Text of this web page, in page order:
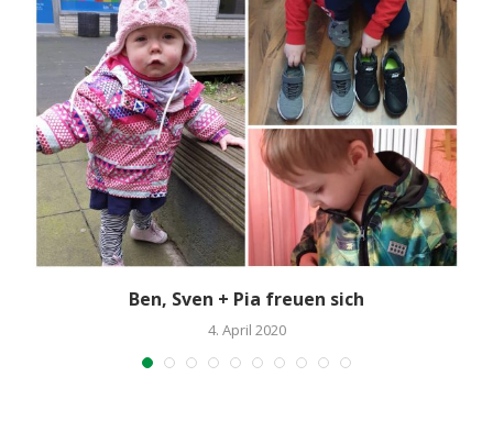
Ben, Sven + Pia freuen sich
4. April 2020